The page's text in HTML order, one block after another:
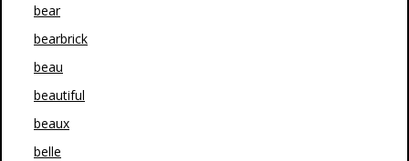
bear
bearbrick
beau
beautiful
beaux
belle